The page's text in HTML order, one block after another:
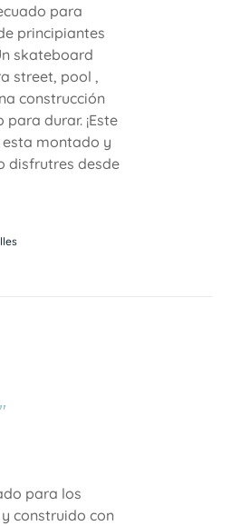
para
principiantes
skateboard
street, pool ,
construcción
durar. ¡Este
montado y
disfrutres desde
para los
construido con